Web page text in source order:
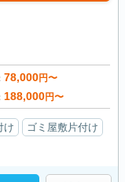
78,000円〜
188,000円〜
け
ゴミ屋敷片付け